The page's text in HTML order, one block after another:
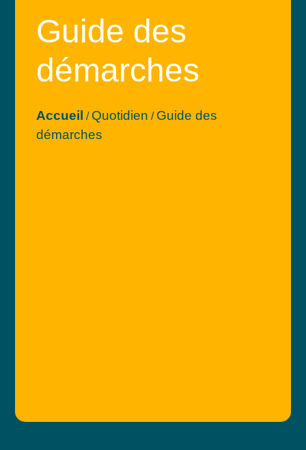
Guide des
démarches
Accueil / Quotidien / Guide des
démarches